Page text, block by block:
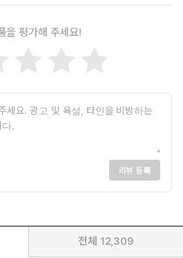
을 평가해 주세요!
리뷰 등록
전체 12,309